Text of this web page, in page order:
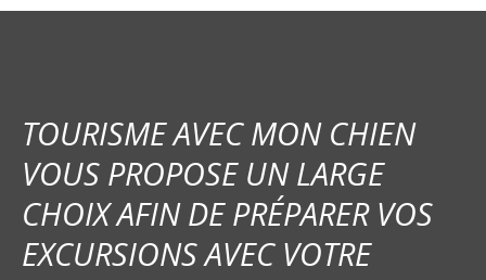
TOURISME AVEC MON CHIEN
VOUS PROPOSE UN LARGE
CHOIX AFIN DE PRÉPARER VOS
EXCURSIONS AVEC VOTRE